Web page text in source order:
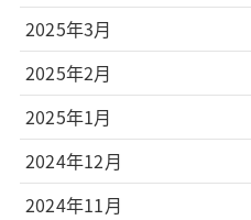
2025年3月
2025年2月
2025年1月
2024年12月
2024年11月